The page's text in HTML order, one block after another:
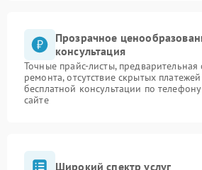
Прозрачное
консультация
Точные прайс-листы,
ремонта, отсутствие скрытых
бесплатной консультации по
сайте
Широкий спектр услуг